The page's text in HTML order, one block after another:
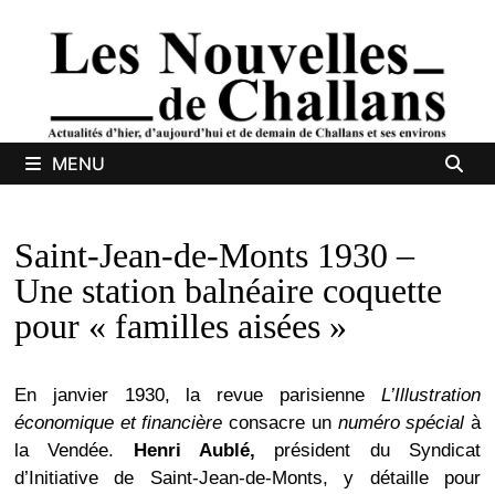
MENU
Saint-Jean-de-Monts 1930 –
Une station balnéaire coquette
pour « familles aisées »
En janvier 1930, la revue parisienneL’Illustration
économique et financière consacre un numéro spécial à
la Vendée.
Henri Aublé, président du Syndicat
d’Initiative de Saint-Jean-de-Monts, y détaille pour